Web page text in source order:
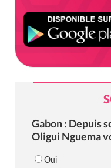
Gabon : Depuis
Oligui Nguema
Oui